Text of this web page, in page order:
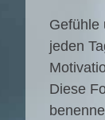
Gefüh­le
jeden
Die­se